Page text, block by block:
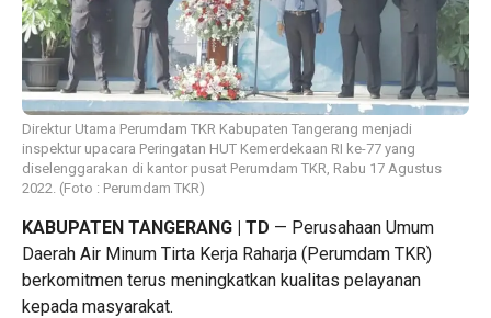
Direktur Utama Perumdam TKR Kabupaten Tangerang menjadi
inspektur upacara Peringatan HUT Kemerdekaan RI ke-77 yang
diselenggarakan di kantor pusat Perumdam TKR, Rabu 17 Agustus
2022. (Foto : Perumdam TKR)
KABUPATEN TANGERANG | TD — Perusahaan Umum
Daerah Air Minum Tirta Kerja Raharja (Perumdam TKR)
berkomitmen terus meningkatkan kualitas pelayanan
kepada masyarakat.